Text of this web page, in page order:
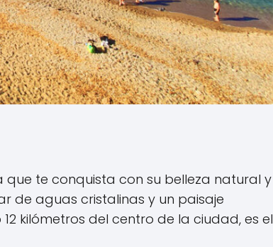
te conquista con su belleza natural y
de aguas cristalinas y un paisaje
kilómetros del centro de la ciudad, es el